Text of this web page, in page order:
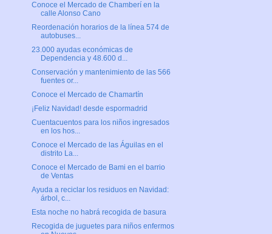
Conoce el Mercado de Chamberí en la
calle Alonso Cano
Reordenación horarios de la línea 574 de
autobuses...
23.000 ayudas económicas de
Dependencia y 48.600 d...
Conservación y mantenimiento de las 566
fuentes or...
Conoce el Mercado de Chamartín
¡Feliz Navidad! desde espormadrid
Cuentacuentos para los niños ingresados
en los hos...
Conoce el Mercado de las Águilas en el
distrito La...
Conoce el Mercado de Bami en el barrio
de Ventas
Ayuda a reciclar los residuos en Navidad:
árbol, c...
Esta noche no habrá recogida de basura
Recogida de juguetes para niños enfermos